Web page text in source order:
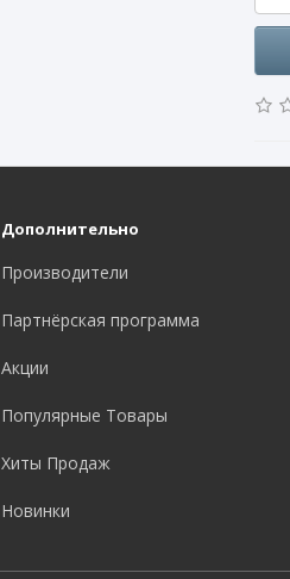
Дополнительно
Производители
Партнёрская программа
Акции
Популярные Товары
Хиты Продаж
Новинки